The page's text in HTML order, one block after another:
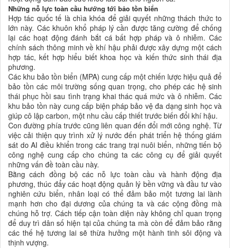
Những nỗ lực toàn cầu hướng tới bảo tồn biển
Hợp tác quốc tế là chìa khóa để giải quyết những thách thức to
lớn này. Các khuôn khổ pháp lý cần được tăng cường để chống
lại các hoạt động đánh bắt cá bất hợp pháp và ô nhiễm. Các
chính sách thông minh về khí hậu phải được xây dựng một cách
hợp tác, kết hợp hiểu biết khoa học và kiến ​​thức sinh thái địa
phương.
Các khu bảo tồn biển (MPA) cung cấp một chiến lược hiệu quả để
bảo tồn các môi trường sống quan trọng, cho phép các hệ sinh
thái phục hồi sau tình trạng khai thác quá mức và ô nhiễm. Các
khu bảo tồn này cung cấp biện pháp bảo vệ đa dạng sinh học và
giúp cô lập carbon, một nhu cầu cấp thiết trước biến đổi khí hậu.
Con đường phía trước cũng liên quan đến đổi mới công nghệ. Từ
việc cải thiện quy trình xử lý nước đến phát triển hệ thống giám
sát do AI điều khiển trong các trang trại nuôi biển, những tiến bộ
công nghệ cung cấp cho chúng ta các công cụ để giải quyết
những vấn đề toàn cầu này.
Bằng cách đồng bộ các nỗ lực toàn cầu và hành động địa
phương, thúc đẩy các hoạt động quản lý bền vững và đầu tư vào
nghiên cứu biển, nhân loại có thể đảm bảo một tương lai lành
mạnh hơn cho đại dương của chúng ta và các cộng đồng mà
chúng hỗ trợ. Cách tiếp cận toàn diện này không chỉ quan trọng
để duy trì dân số hiện tại của chúng ta mà còn để đảm bảo rằng
các thế hệ tương lai sẽ thừa hưởng một hành tinh sôi động và
thịnh vượng.